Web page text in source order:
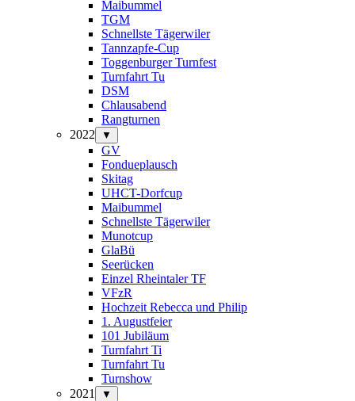
Maibummel
TGM
Schnellste Tägerwiler
Tannzapfe-Cup
Toggenburger Turnfest
Turnfahrt Tu
DSM
Chlausabend
Rangturnen
2022
▼
GV
Fondueplausch
Skitag
UHCT-Dorfcup
Maibummel
Schnellste Tägerwiler
Munotcup
GlaBü
Seerücken
Einzel Rheintaler TF
VFzR
Hochzeit Rebecca und Philip
1. Augustfeier
101 Jubiläum
Turnfahrt Ti
Turnfahrt Tu
Turnshow
2021
▼